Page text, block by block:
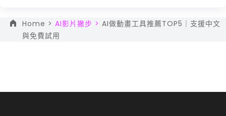
Home > AI影片撇步 > AI做動畫工具推薦TOP5｜支援中文
與免費試用